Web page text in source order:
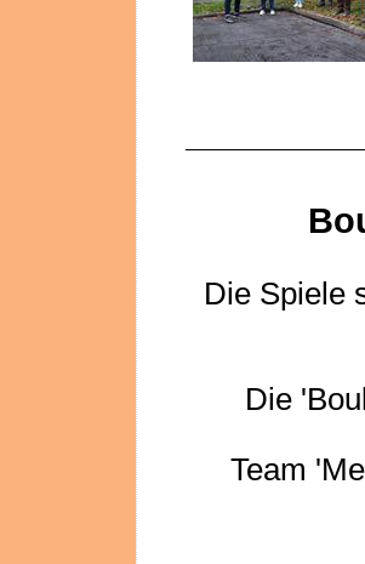
Die Spiele
Die
Team